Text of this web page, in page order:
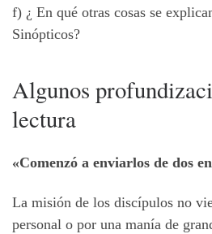
f) ¿ En qué otras cosas se
Sinópticos?
Algunos
lectura
«Comenzó a enviarlos de dos
La misión de los discípulos no
personal o por una manía de